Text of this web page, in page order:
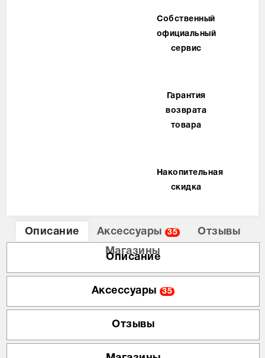
Собственный
официальный
сервис
Гарантия
возврата
товара
Накопительная
скидка
Описание Аксессуары 35
Отзывы
Магазины
Описание
Аксессуары 35
Отзывы